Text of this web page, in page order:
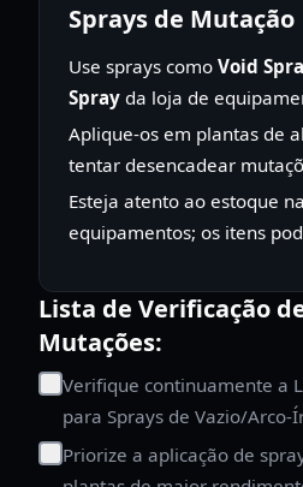
Sprays de Mutação
Use sprays como Void
Spray da loja de
Aplique-os em plantas de
tentar desencadear
Esteja atento ao estoque
equipamentos; os itens
Lista de Verificação
Mutações:
Verifique continuamente a
para Sprays de Vazio/Arco-
Priorize a aplicação de